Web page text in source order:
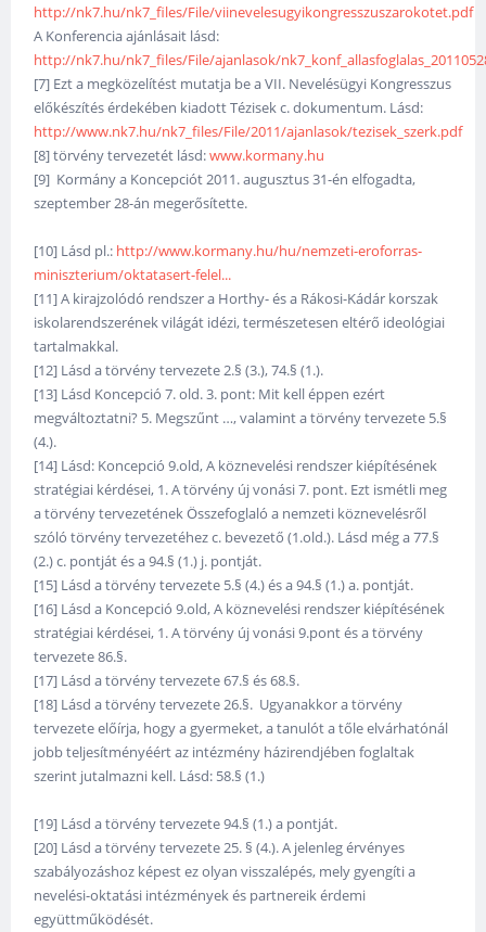
http://nk7.hu/nk7_files/File/viinevelesugyikongresszuszarokotet.pdf
A Konferencia ajánlásait lásd:
http://nk7.hu/nk7_files/File/ajanlasok/
[7] Ezt a megközelítést mutatja be a VII. Nevelésügyi Kongresszus
előkészítés érdekében kiadott Tézisek c. dokumentum. Lásd:
http://www.nk7.hu/nk7_files/File/2011/ajanlasok/tezisek_szerk.pdf
[8] törvény tervezetét lásd:www.kormany.hu
[9] Kormány a Koncepciót 2011. augusztus 31-én elfogadta,
szeptember 28-án megerősítette.
[10] Lásd pl.: http://www.kormany.hu/hu/nemzeti-eroforras-
miniszterium/oktatasert-felel...
[11] A kirajzolódó rendszer a Horthy- és a Rákosi-Kádár korszak
iskolarendszerének világát idézi, természetesen eltérő ideológiai
tartalmakkal.
[12] Lásd a törvény tervezete 2.§ (3.), 74.§ (1.).
[13] Lásd Koncepció 7. old. 3. pont: Mit kell éppen ezért
megváltoztatni? 5. Megszűnt …, valamint a törvény tervezete 5.§
(4.).
[14] Lásd: Koncepció 9.old, A köznevelési rendszer kiépítésének
stratégiai kérdései, 1. A törvény új vonási 7. pont. Ezt ismétli meg
a törvény tervezetének Összefoglaló a nemzeti köznevelésről
szóló törvény tervezetéhez c. bevezető (1.old.). Lásd még a 77.§
(2.) c. pontját és a 94.§ (1.) j. pontját.
[15] Lásd a törvény tervezete 5.§ (4.) és a 94.§ (1.) a. pontját.
[16] Lásd a Koncepció 9.old, A köznevelési rendszer kiépítésének
stratégiai kérdései, 1. A törvény új vonási 9.pont és a törvény
tervezete 86.§.
[17] Lásd a törvény tervezete 67.§ és 68.§.
[18] Lásd a törvény tervezete 26.§. Ugyanakkor a törvény
tervezete előírja, hogy a gyermeket, a tanulót a tőle elvárhatónál
jobb teljesítményéért az intézmény házirendjében foglaltak
szerint jutalmazni kell. Lásd: 58.§ (1.)
[19] Lásd a törvény tervezete 94.§ (1.) a pontját.
[20] Lásd a törvény tervezete 25. § (4.). A jelenleg érvényes
szabályozáshoz képest ez olyan visszalépés, mely gyengíti a
nevelési-oktatási intézmények és partnereik érdemi
együttműködését.